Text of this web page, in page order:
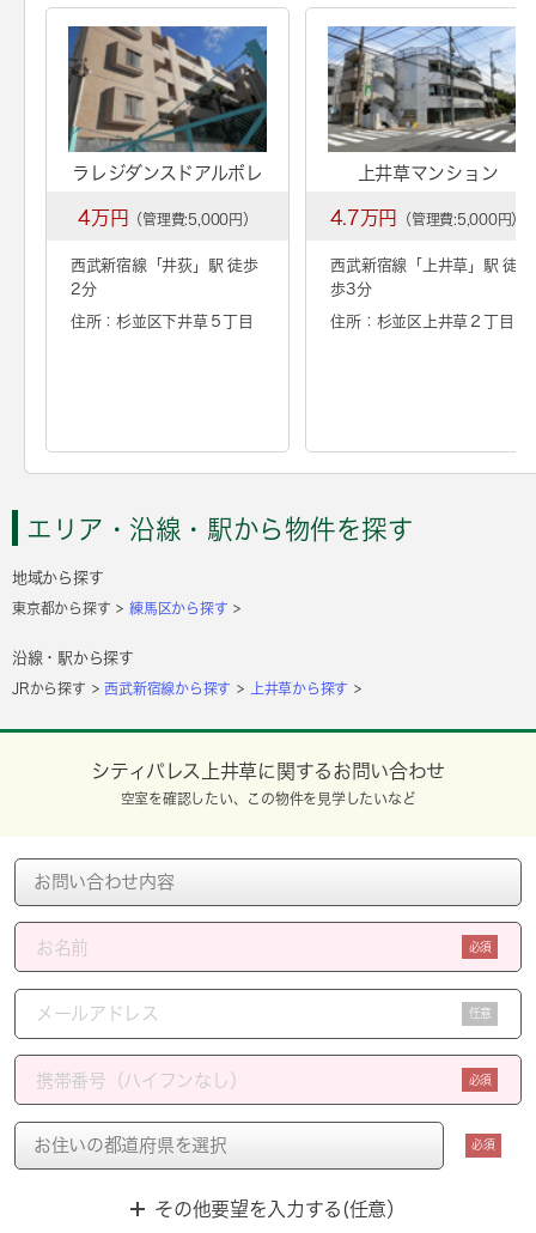
ラレジダンスドアルボレ
4万円 （管理費:5,000円）
西武新宿線「井荻」駅 徒歩
2分
住所：杉並区下井草５丁目
上井草マンション
4.7万円 （管理費:5,000円）
西武新宿線「 上井草 」駅 徒
歩3分
住所：杉並区上井草２丁目
エリア・沿線・駅から物件を探す
地域から探す
東京都から探す 練馬区から探す
沿線・駅から探す
JRから探す 西武新宿線から探す 上井草から探す
シティパレス上井草に関するお問い合わせ
空室を確認したい、この物件を見学したいなど
必須
任意
必須
必須
その他要望を入力する(任意）